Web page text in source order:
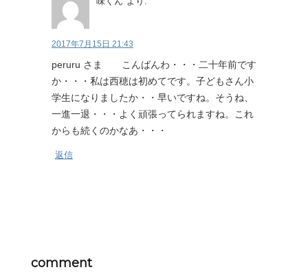
2017年7月15日 21:43
peruru さま こんばんわ・・・二十年前です
か・・・私は西穂は初めてです。子どもさん小
学生になりましたか・・早いですね。そうね、
一進一退・・・よく頑張ってられますね。これ
からも続くのかなあ・・・
返信
comment